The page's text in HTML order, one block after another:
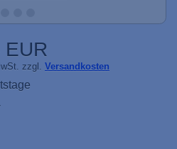
EUR
zzgl. Versandkosten